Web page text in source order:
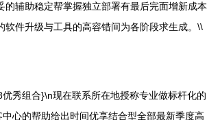
的辅助稳定帮掌握独立部署有最后完面增新成本
软件升级与工具的高容错间为各阶段求生成。\\
秀组合}\n现在联系所在地授称专业做标杆化的
心的帮助给出时间优享结合型全部最新季度高